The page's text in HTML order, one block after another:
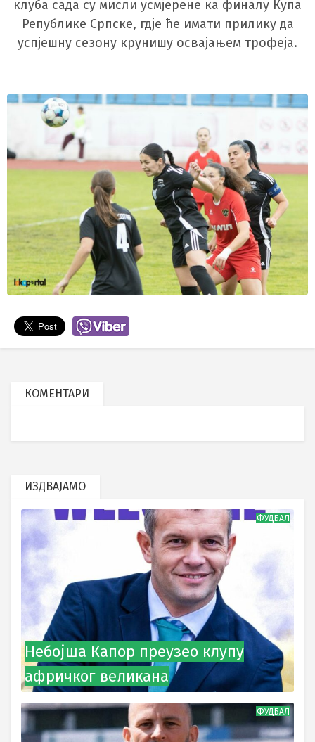
клуба сада су мисли усмјерене ка финалу Купа
Републике Српске, гдје ће имати прилику да
успјешну сезону крунишу освајањем трофеја.
КОМЕНТАРИ
ИЗДВАЈАМО
ФУДБАЛ
Небојша Капор преузео клупу
афричког великана
ФУДБАЛ